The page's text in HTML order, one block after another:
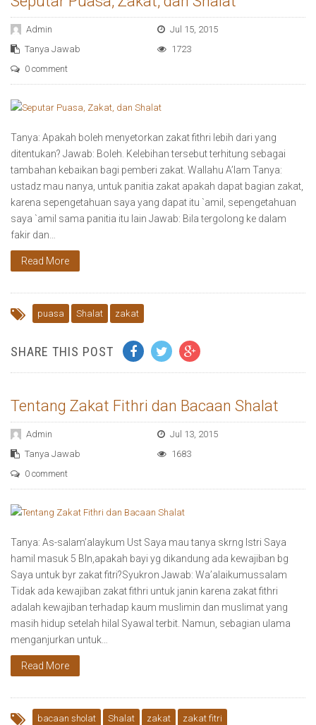
Admin
Jul 15, 2015
Tanya Jawab
1723
0 comment
Tanya: Apakah boleh menyetorkan zakat fithri lebih dari yang
ditentukan? Jawab: Boleh. Kelebihan tersebut terhitung sebagai
tambahan kebaikan bagi pemberi zakat. Wallahu A’lam Tanya:
ustadz mau nanya, untuk panitia zakat apakah dapat bagian zakat,
karena sepengetahuan saya yang dapat itu `amil, sepengetahuan
saya `amil sama panitia itu lain Jawab: Bila tergolong ke dalam
fakir dan…
Read More
puasa Shalat zakat
SHARE THIS POST
Tentang Zakat Fithri dan Bacaan Shalat
Admin
Jul 13, 2015
Tanya Jawab
1683
0 comment
Tanya: As-salam’alaykum Ust Saya mau tanya skrng Istri Saya
hamil masuk 5 Bln,apakah bayi yg dikandung ada kewajiban bg
Saya untuk byr zakat fitri?Syukron Jawab: Wa’alaikumussalam
Tidak ada kewajiban zakat fithri untuk janin karena zakat fithri
adalah kewajiban terhadap kaum muslimin dan muslimat yang
masih hidup setelah hilal Syawal terbit. Namun, sebagian ulama
menganjurkan untuk…
Read More
bacaan sholat Shalat zakat zakat fitri